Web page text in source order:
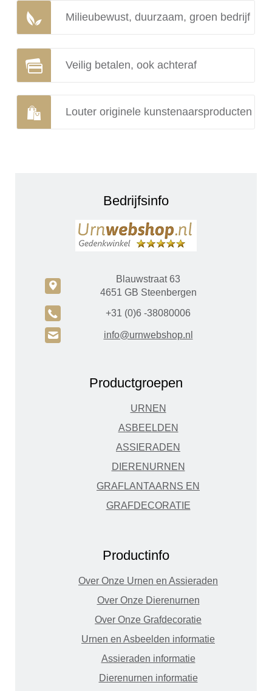
Milieubewust, duurzaam, groen bedrijf
Veilig betalen, ook achteraf
Louter originele kunstenaarsproducten
Bedrijfsinfo
c
Blauwstraat 63
4651 GB Steenbergen
A +31 (0)6 -38080006
H info@urnwebshop.nl
Productgroepen
URNEN
ASBEELDEN
ASSIERADEN
DIERENURNEN
GRAFLANTAARNS EN
GRAFDECORATIE
Productinfo
Over Onze Urnen en Assieraden
Over Onze Dierenurnen
Over Onze Grafdecoratie
Urnen en Asbeelden informatie
Assieraden informatie
Dierenurnen informatie